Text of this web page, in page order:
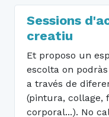
Sessions
creatiu
Et proposo un
escolta on
a través de
(pintura, collage,
corporal...). No